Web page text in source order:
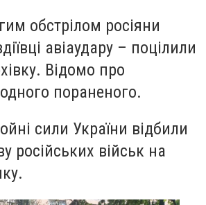
обстрілом росіяни
авіаудару – поцілили
Відомо про
пораненого.
сили України відбили
російських військ на